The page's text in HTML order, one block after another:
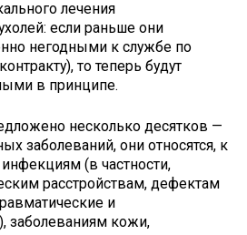
лечения
если раньше они
негодными к службе по
то теперь будут
в принципе.
несколько десятков —
заболеваний, они относятся, к
(в частности,
расстройствам, дефектам
и
заболеваниям кожи,